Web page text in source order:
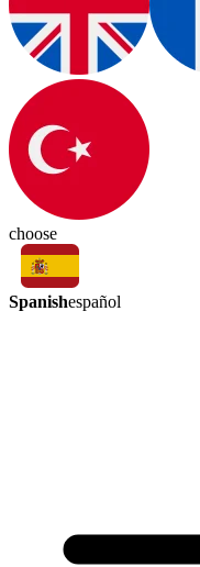
choose
Spanishespañol